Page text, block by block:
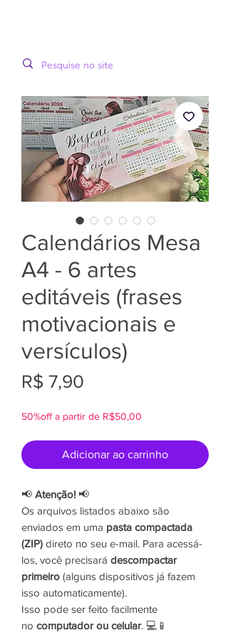
Calendários Mesa
A4 - 6 artes
editáveis (frases
motivacionais e
versículos)
R$ 7,90
50%off a partir de R$50,00
Adicionar ao carrinho
📢 Atenção! 📢
Os arquivos listados abaixo são
enviados em uma pasta compactada
(ZIP) direto no seu e-mail. Para acessá-
los, você precisará descompactar
primeiro (alguns dispositivos já fazem
isso automaticamente).
Isso pode ser feito facilmente
no computador ou celular. 💻📱